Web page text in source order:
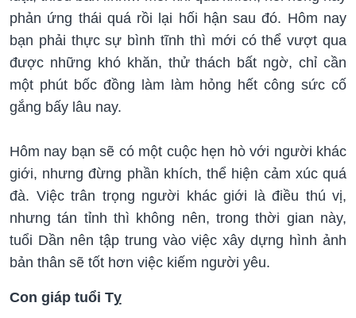
phản ứng thái quá rồi lại hối hận sau đó. Hôm nay
bạn phải thực sự bình tĩnh thì mới có thể vượt qua
được những khó khăn, thử thách bất ngờ, chỉ cần
một phút bốc đồng làm làm hỏng hết công sức cố
gắng bấy lâu nay.
Hôm nay bạn sẽ có một cuộc hẹn hò với người khác
giới, nhưng đừng phần khích, thể hiện cảm xúc quá
đà. Việc trân trọng người khác giới là điều thú vị,
nhưng tán tỉnh thì không nên, trong thời gian này,
tuổi Dần nên tập trung vào việc xây dựng hình ảnh
bản thân sẽ tốt hơn việc kiếm người yêu.
Con giáp tuổi Tỵ